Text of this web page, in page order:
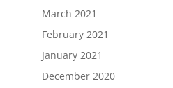
March 2021
February 2021
January 2021
December 2020